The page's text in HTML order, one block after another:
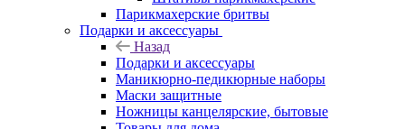
Парикмахерские бритвы
Подарки и аксессуары
Назад
Подарки и аксессуары
Маникюрно-педикюрные наборы
Маски защитные
Ножницы канцелярские, бытовые